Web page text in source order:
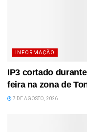
INFORMAÇÃO
IP3 cortado
feira na zona de
7 DE AGOSTO, 2026